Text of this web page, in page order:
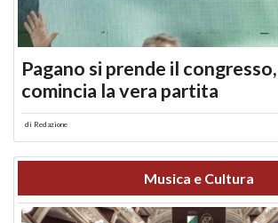
Pagano si prende il
comincia la vera partita
di Redazione
Musica e Cultura